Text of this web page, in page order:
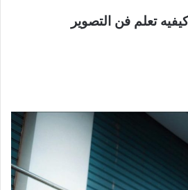
تعلم فن التصوير